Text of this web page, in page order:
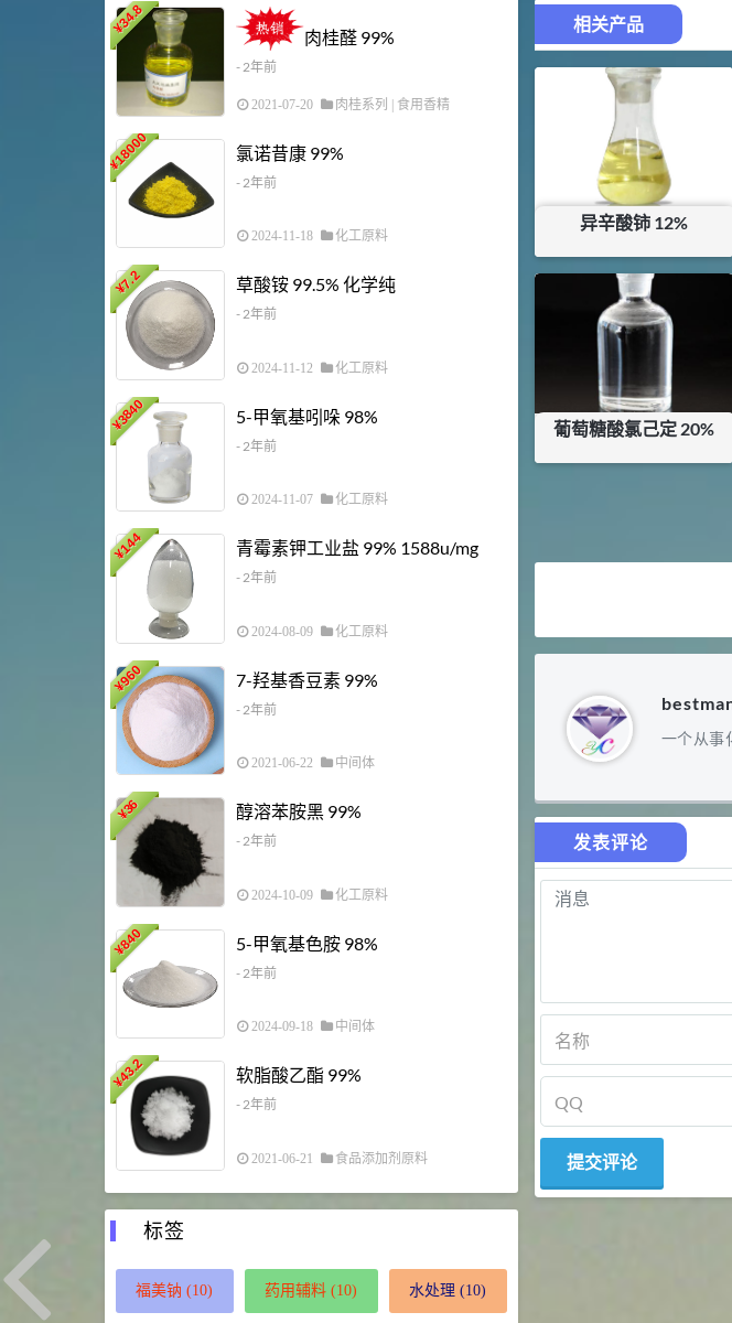
相关产品
异辛酸铈 12%
¥39
库存：0KG
葡萄糖酸氯己定 20%
一个从事
发表评论
¥
34.8
肉桂醛 99%
- 2年前
2021-07-20 肉桂系列 | 食用香精
¥
18000 氯诺昔康 99%
- 2年前
2024-11-18 化工原料
¥
7.2 草酸铵 99.5% 化学纯
- 2年前
2024-11-12 化工原料
¥
3840 5-甲氧基吲哚 98%
- 2年前
2024-11-07 化工原料
¥
144 青霉素钾工业盐 99% 1588u/mg
- 2年前
2024-08-09 化工原料
¥
960 7-羟基香豆素 99%
- 2年前
2021-06-22 中间体
¥
36 醇溶苯胺黑 99%
- 2年前
2024-10-09 化工原料
¥
840 5-甲氧基色胺 98%
- 2年前
2024-09-18 中间体
¥
43.2 软脂酸乙酯 99%
- 2年前
2021-06-21 食品添加剂原料
乙酸橙
浏览量 - 5.51w
3 多效唑
浏览量 - 4.4w
29 4 N-羟甲
浏览量 - 1.98w
2021-06-22
92 5
对甲氧
99.5%
S-羧
浏览量 - 1.64w
11.25 D-异抗
浏览量 - 1.55w
34.8 10 DL-蛋
标签
福美钠 (10) 药用辅料 (10) 水处理 (10)